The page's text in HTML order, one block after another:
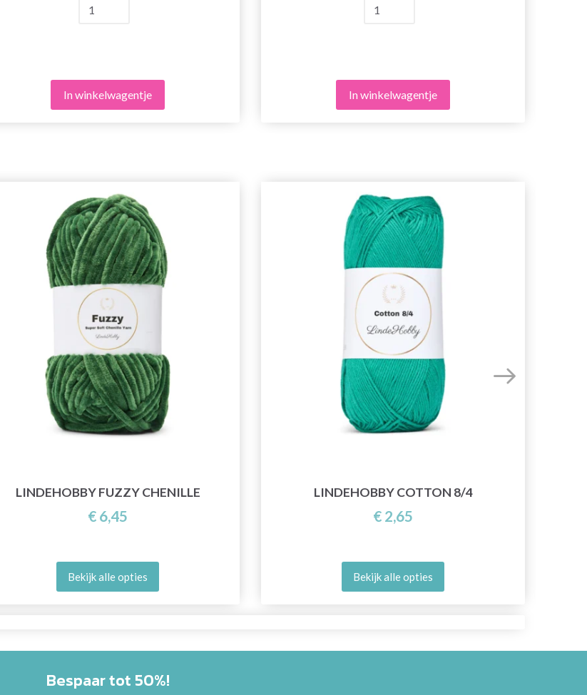
In winkelwagentje In winkelwagentje
LINDEHOBBY FUZZY CHENILLE
€ 6,45
Bekijk alle opties
LINDEHOBBY COTTON 8/4
€ 2,65
Bekijk alle opties
Bespaar tot 50%!